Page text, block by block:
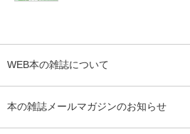
WEB本の雑誌について
本の雑誌メールマガジンのお知らせ